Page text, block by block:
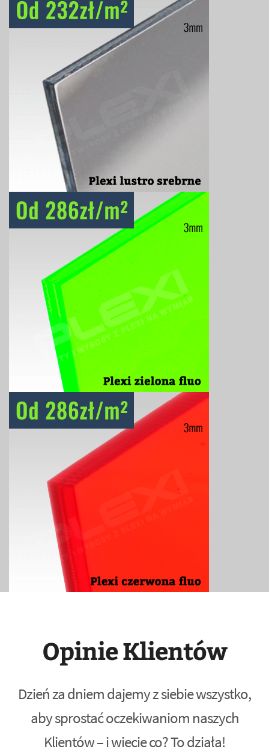
Opinie Klientów
Dzień za dniem dajemy z siebie wszystko,
aby sprostać oczekiwaniom naszych
Klientów – i wiecie co? To działa!